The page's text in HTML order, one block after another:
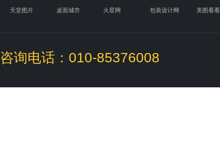
天堂图片 桌面城市 火星网 包装设计网 美图看看
咨询电话：010-85376008